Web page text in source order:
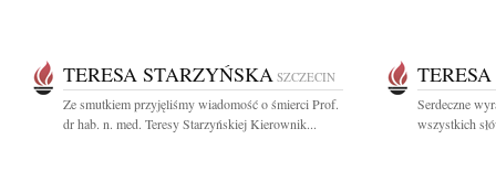
TERESA STARZYŃSKA SZCZECIN
Ze smutkiem przyjęliśmy wiadomość o śmierci Prof.
dr hab. n. med. Teresy Starzyńskiej Kierownik...
Serdeczne
wszystkich